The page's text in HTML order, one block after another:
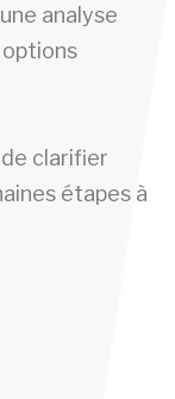
analyse
clarifier
étapes à